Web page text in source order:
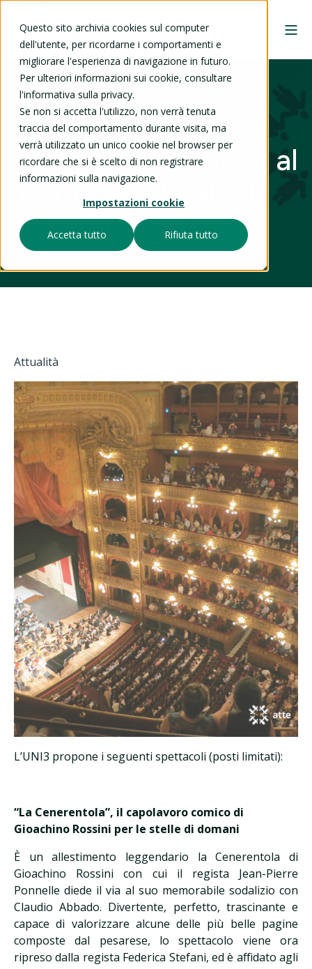
Questo sito archivia cookies sul computer
dell'utente, per ricordarne i comportamenti e
migliorare l'esperienza di navigazione in futuro.
Per ulteriori informazioni sui cookie, consultare
l'informativa sulla privacy.
Se non si accetta l'utilizzo, non verrà tenuta
traccia del comportamento durante visita, ma
verrà utilizzato un unico cookie nel browser per
ricordare che si è scelto di non registrare
informazioni sulla navigazione.
Impostazioni cookie
Accetta tutto Rifiuta tutto
19 ago 2025
Prossimi spettacoli al
Teatro alla Scala di
Milano – UNI3
Attualità
L’UNI3 propone i seguenti spettacoli (posti limitati):
“La Cenerentola”, il capolavoro comico di
Gioachino Rossini per le stelle di domani
È un allestimento leggendario la Cenerentola di
Gioachino Rossini con cui il regista Jean-Pierre
Ponnelle diede il via al suo memorabile sodalizio con
Claudio Abbado. Divertente, perfetto, trascinante e
capace di valorizzare alcune delle più belle pagine
composte dal pesarese, lo spettacolo viene ora
ripreso dalla regista Federica Stefani, ed è affidato agli